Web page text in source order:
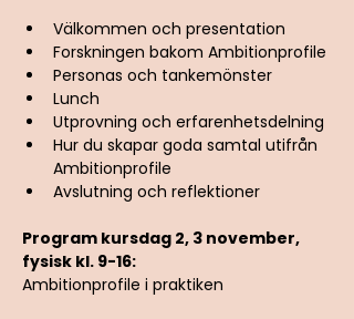
Välkommen och presentation
Forskningen bakom Ambitionprofile
Personas och tankemönster
Lunch
Utprovning och erfarenhetsdelning
Hur du skapar goda samtal utifrån
Ambitionprofile
Avslutning och reflektioner
Program kursdag 2, 3 november,
fysisk kl. 9-16:
Ambitionprofile i praktiken